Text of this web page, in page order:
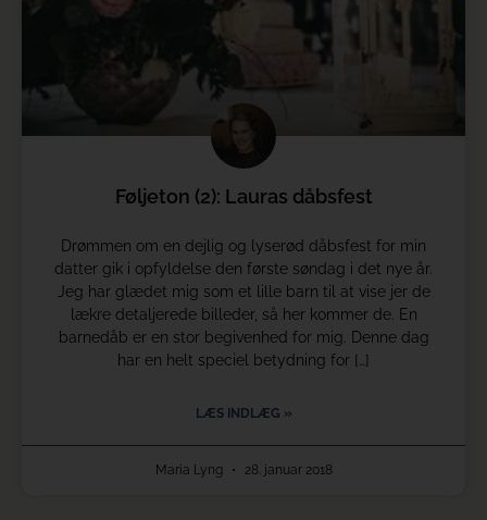
Føljeton (2): Lauras dåbsfest
Drømmen om en dejlig og lyserød dåbsfest for min
datter gik i opfyldelse den første søndag i det nye år.
Jeg har glædet mig som et lille barn til at vise jer de
lækre detaljerede billeder, så her kommer de. En
barnedåb er en stor begivenhed for mig. Denne dag
har en helt speciel betydning for […]
LÆS INDLÆG »
Maria Lyng 28. januar 2018